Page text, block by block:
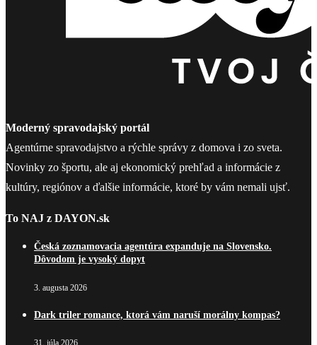
Moderný spravodajský portál
Agentúrne spravodajstvo a rýchle správy z domova i zo sveta.
Novinky zo športu, ale aj ekonomický prehľad a informácie z
kultúry, regiónov a ďalšie informácie, ktoré by vám nemali ujsť.
To NAJ z DAYON.sk
Česká zoznamovacia agentúra expanduje na Slovensko.
Dôvodom je vysoký dopyt
3. augusta 2026
Dark triler romance, ktorá vám naruší morálny kompas?
31. júla 2026